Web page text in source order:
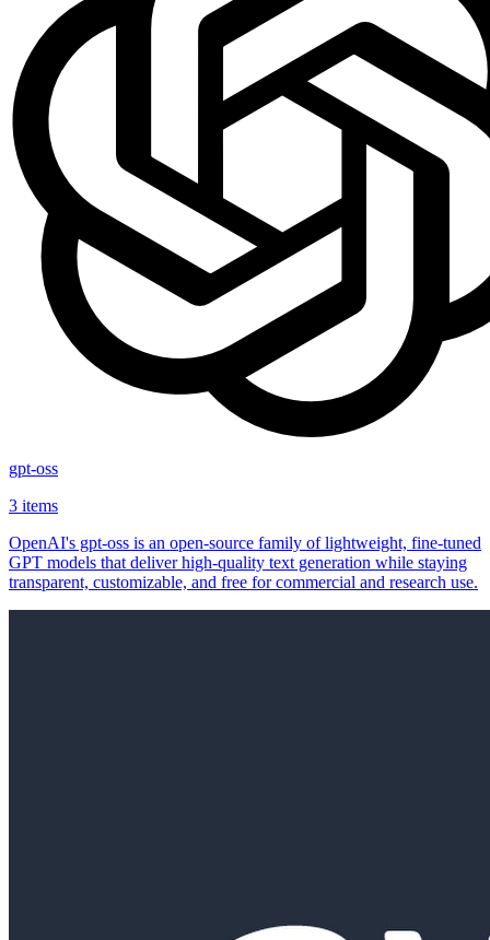
gpt-oss
3 items
OpenAI's gpt-oss is an open‑source family of lightweight, fine‑tuned
GPT models that deliver high‑quality text generation while staying
transparent, customizable, and free for commercial and research use.